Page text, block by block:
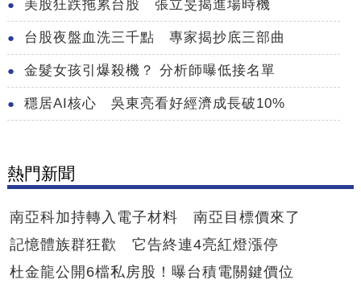
美股狂跌拖累台股 張立旻揭進場時機
台股夜盤血洗三千點 專家揭抄底三部曲
金髮女孩引爆殺機？ 分析師曝低接名單
穩居AI核心 吳東亮看好經濟成長破10%
熱門新聞
南亞科加持轉入電子材料 南亞目標價來了
記憶體族群狂歡 它告終連4亮紅燈漲停
杜金龍公開6檔私房股！曝台積電關鍵價位